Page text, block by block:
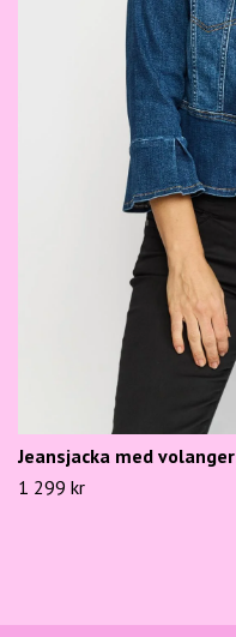
Jeansjacka med volanger
1 299 kr